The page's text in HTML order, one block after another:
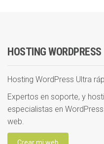
HOSTING WORDPRESS
Hosting WordPress Ultra
Expertos en soporte, y
especialistas en
web.